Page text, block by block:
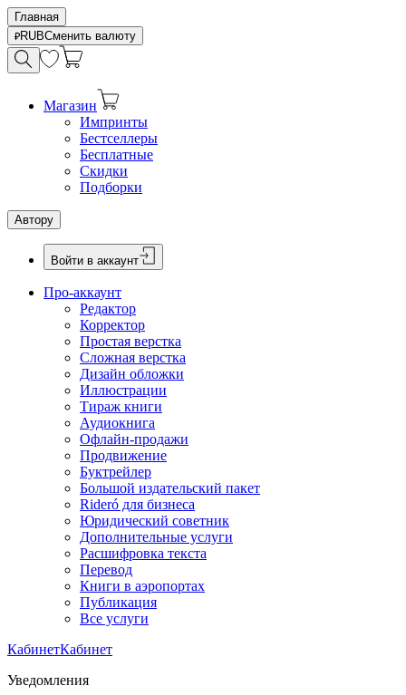
Главная
RUBСменить валюту
Магазин
Импринты
Бестселлеры
Бесплатные
Скидки
Подборки
Автору
Войти в аккаунт
Про-аккаунт
Редактор
Корректор
Простая верстка
Сложная верстка
Дизайн обложки
Иллюстрации
Тираж книги
Аудиокнига
Офлайн-продажи
Продвижение
Буктрейлер
Большой издательский пакет
Rideró для бизнеса
Юридический советник
Дополнительные услуги
Расшифровка текста
Перевод
Книги в аэропортах
Публикация
Все услуги
КабинетКабинет
Уведомления